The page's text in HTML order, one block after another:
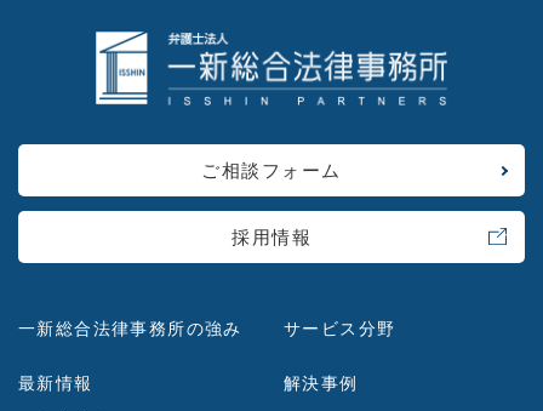
ご相談フォーム
採用情報
一新総合法律事務所の強み
最新情報
サービス分野
解決事例